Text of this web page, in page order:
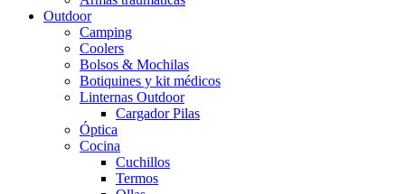
Outdoor
Camping
Coolers
Bolsos & Mochilas
Botiquines y kit médicos
Linternas Outdoor
Cargador Pilas
Óptica
Cocina
Cuchillos
Termos